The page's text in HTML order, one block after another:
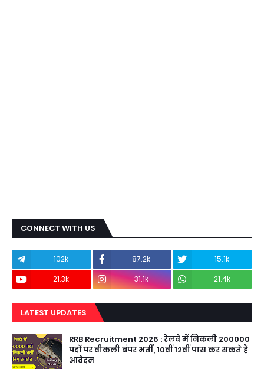
CONNECT WITH US
102k 87.2k
15.1k
21.3k
31.1k 21.4k
LATEST UPDATES
RRB Recruitment 2026 : रेलवे में निकली 200000
पदों पर वीकली बंपर भर्ती, 10वीं 12वीं पास कर सकते हैं
आवेदन